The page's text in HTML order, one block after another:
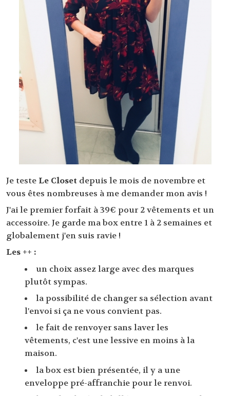
Je teste Le Closet depuis le mois de novembre et
vous êtes nombreuses à me demander mon avis !
J'ai le premier forfait à 39€ pour 2 vêtements et un
accessoire. Je garde ma box entre 1 à 2 semaines et
globalement j'en suis ravie !
Les ++ :
un choix assez large avec des marques
plutôt sympas.
la possibilité de changer sa sélection avant
l'envoi si ça ne vous convient pas.
le fait de renvoyer sans laver les
vêtements, c'est une lessive en moins à la
maison.
la box est bien présentée, il y a une
enveloppe pré-affranchie pour le renvoi.